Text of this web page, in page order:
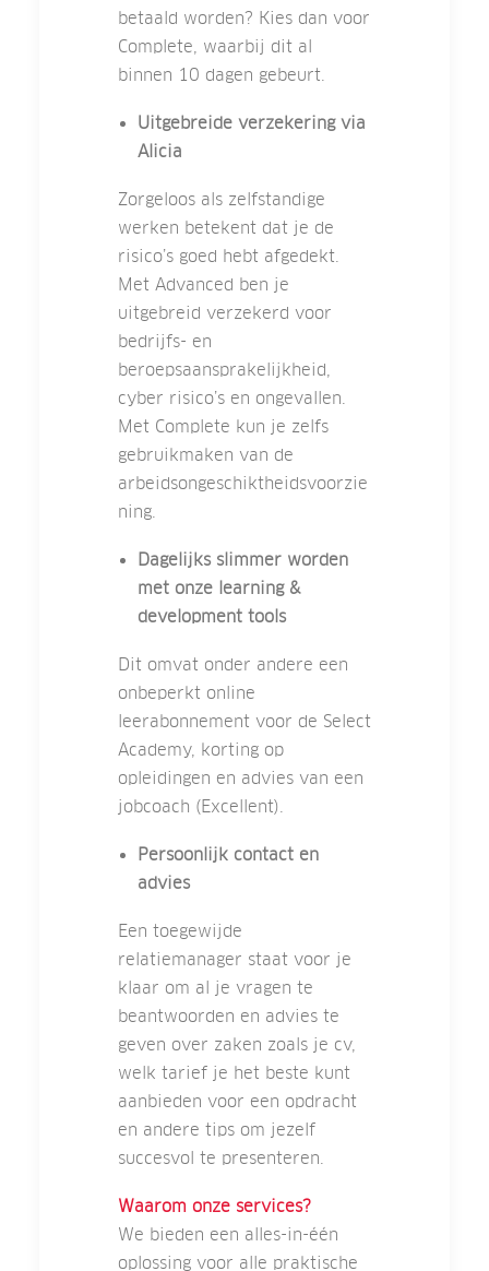
betaald worden? Kies dan voor
Complete, waarbij dit al
binnen 10 dagen gebeurt.
Uitgebreide verzekering via
Alicia
Zorgeloos als zelfstandige
werken betekent dat je de
risico’s goed hebt afgedekt.
Met Advanced ben je
uitgebreid verzekerd voor
bedrijfs- en
beroepsaansprakelijkheid,
cyber risico’s en ongevallen.
Met Complete kun je zelfs
gebruikmaken van de
arbeidsongeschiktheidsvoorzie
ning.
Dagelijks slimmer worden
met onze learning &
development tools
Dit omvat onder andere een
onbeperkt online
leerabonnement voor de Select
Academy, korting op
opleidingen en advies van een
jobcoach (Excellent).
Persoonlijk contact en
advies
Een toegewijde
relatiemanager staat voor je
klaar om al je vragen te
beantwoorden en advies te
geven over zaken zoals je cv,
welk tarief je het beste kunt
aanbieden voor een opdracht
en andere tips om jezelf
succesvol te presenteren.
Waarom onze services?
We bieden een alles-in-één
oplossing voor alle praktische